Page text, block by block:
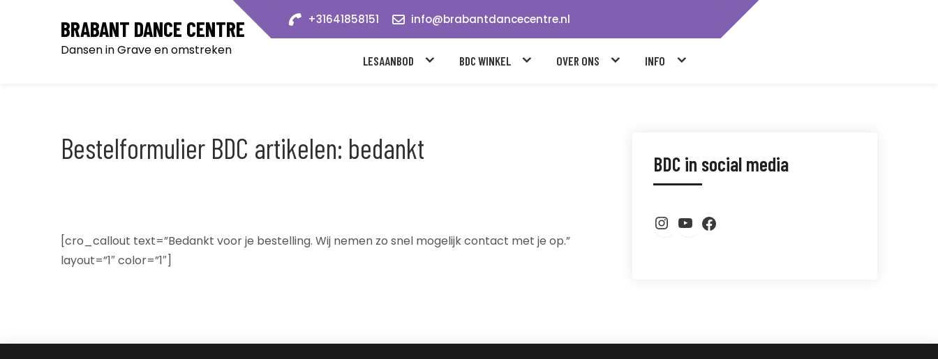
+31641858151 info@brabantdancecentre.nl
BRABANT DANCE CENTRE
Dansen in Grave en omstreken
LESAANBOD BDC WINKEL OVER ONS INFO
Bestelformulier BDC artikelen: bedankt
[cro_callout text=”Bedankt voor je bestelling. Wij nemen zo snel mogelijk contact met je op.”
layout=”1″ color=”1″]
BDC in social media
Instagram BDCYoutube kanaal BDCFacebook BDC